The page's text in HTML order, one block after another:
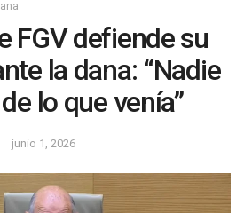
FGV defiende su
la dana: “Nadie
lo que venía”
junio 1, 2026